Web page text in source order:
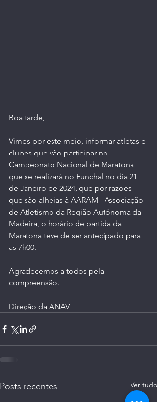
Boa tarde,
Vimos por este meio, informar atletas e
clubes que vão participar no
Campeonato Nacional de Maratona
que se realizará no Funchal no dia 21
de Janeiro de 2024, que por razões
que são alheias à AARAM - Associação
de Atletismo da Região Autónoma da
Madeira, o horário de partida da
Maratona teve de ser antecipado para
as 7h00.
Agradecemos a todos pela
compreensão.
Direção da ANAV
Posts recentes Ver tudo